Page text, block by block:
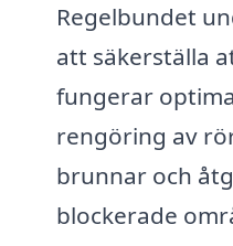
Regelbundet
att säkerställa
fungerar
rengöring av
brunnar och
blockerade